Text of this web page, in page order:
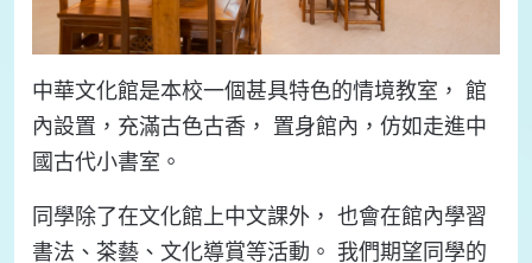
中華文化館是本校一個甚具特色的情境教室， 館
內設置，充滿古色古香， 置身館內，仿如走進中
國古代小書室。
同學除了在文化館上中文課外， 也會在館內學習
書法、茶藝、文化導賞等活動。 我們期望同學的